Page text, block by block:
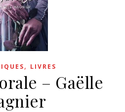
, LIVRES
– Gaëlle